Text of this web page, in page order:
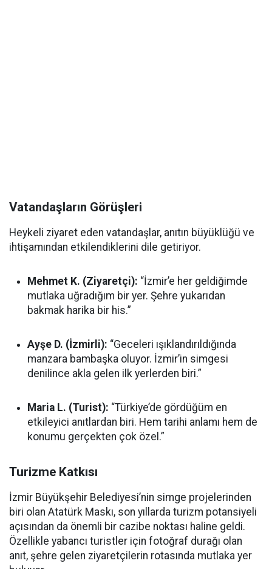
Vatandaşların Görüşleri
Heykeli ziyaret eden vatandaşlar, anıtın büyüklüğü ve
ihtişamından etkilendiklerini dile getiriyor.
Mehmet K. (Ziyaretçi): “İzmir’e her geldiğimde
mutlaka uğradığım bir yer. Şehre yukarıdan
bakmak harika bir his.”
Ayşe D. (İzmirli): “Geceleri ışıklandırıldığında
manzara bambaşka oluyor. İzmir’in simgesi
denilince akla gelen ilk yerlerden biri.”
Maria L. (Turist): “Türkiye’de gördüğüm en
etkileyici anıtlardan biri. Hem tarihi anlamı hem de
konumu gerçekten çok özel.”
Turizme Katkısı
İzmir Büyükşehir Belediyesi’nin simge projelerinden
biri olan Atatürk Maskı, son yıllarda turizm potansiyeli
açısından da önemli bir cazibe noktası haline geldi.
Özellikle yabancı turistler için fotoğraf durağı olan
anıt, şehre gelen ziyaretçilerin rotasında mutlaka yer